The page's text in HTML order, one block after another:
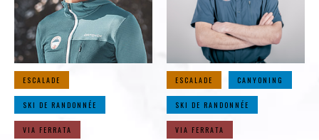
ESCALADE
SKI DE RANDONNÉE
VIA FERRATA
ESCALADE CANYONING
SKI DE RANDONNÉE
VIA FERRATA